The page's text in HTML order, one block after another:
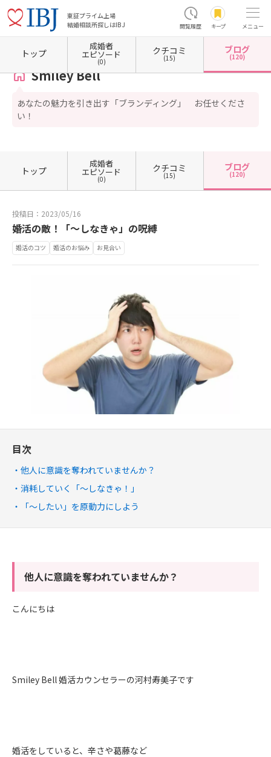
東証プライム上場
結婚相談所探しはIBJ
閲覧履歴 キープ メニュー
ホーム 東京都の結婚相談所 東京都大田区 東京都大田区蒲田 Smiley Bell カウンセ
Smiley Bell
あなたの魅力を引き出す「ブランディング」 お任せくださ
い！
トップ
成婚者
エピソード
(0)
クチコミ
(15)
ブログ
(120)
トップ
成婚者
エピソード
(0)
クチコミ
(15)
ブログ
(120)
投稿日：2023/05/16
婚活の敵！「～しなきゃ」の呪縛
婚活のコツ 婚活のお悩み お見合い
目次
他人に意識を奪われていませんか？
消耗していく「～しなきゃ！」
「～したい」を原動力にしよう
他人に意識を奪われていませんか？
こんにちは
Smiley Bell 婚活カウンセラーの河村寿美子です
婚活をしていると、辛さや葛藤など